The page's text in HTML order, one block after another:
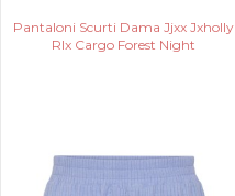
Pantaloni Scurti Dama Jjxx Jxholly
Rlx Cargo Forest Night